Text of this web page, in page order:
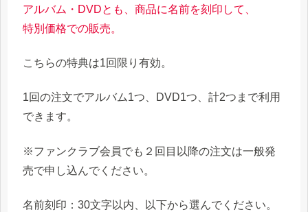
アルバム・DVDとも、商品に名前を刻印して、
特別価格での販売。
こちらの特典は1回限り有効。
1回の注文でアルバム1つ、DVD1つ、計2つまで利用
できます。
※ファンクラブ会員でも２回目以降の注文は一般発
売で申し込んでください。
名前刻印：30文字以内、以下から選んでください。